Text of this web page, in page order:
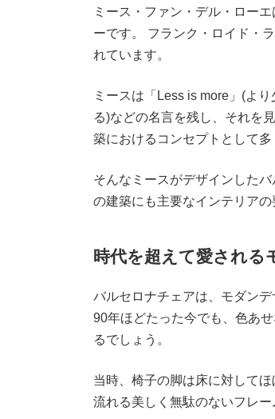
ミース・ファン・デル・ロー
ーです。 フランク・ロイド・
れています。
ミースは「Less is more」(よ
る)などの名言を残し、それを
築におけるコンセプトとして
そんなミースがデザインした
の建築にも主要なインテリアの
時代を超えて愛される
バルセロナチェアは、モダン
90年ほどたった今でも、色あ
るでしょう。
当時、椅子の脚は床に対して
流れる美しく無駄のないフレ